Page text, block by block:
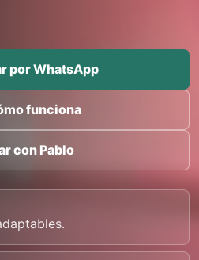
por WhatsApp
funciona
con Pablo